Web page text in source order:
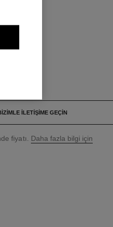
İLETIŞIME GEÇIN
fiyatı. Daha fazla bilgi için